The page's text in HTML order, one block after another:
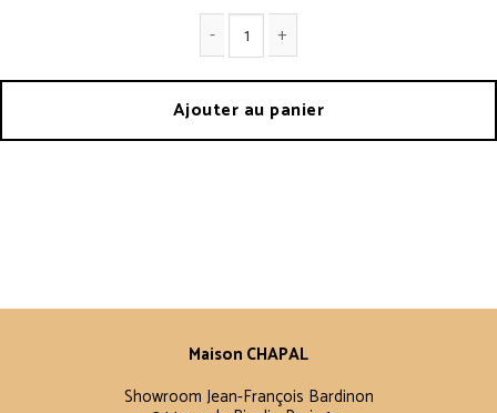
Ajouter au panier
Maison CHAPAL
Showroom Jean-François Bardinon